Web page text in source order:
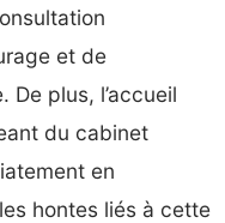
et de
plus, l’accueil
du cabinet
en
hontes liés à cette